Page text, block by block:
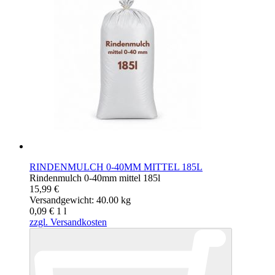
RINDENMULCH 0-40MM MITTEL 185L
Rindenmulch 0-40mm mittel 185l
15,99 €
Versandgewicht: 40.00 kg
0,09 € 1 l
zzgl. Versandkosten